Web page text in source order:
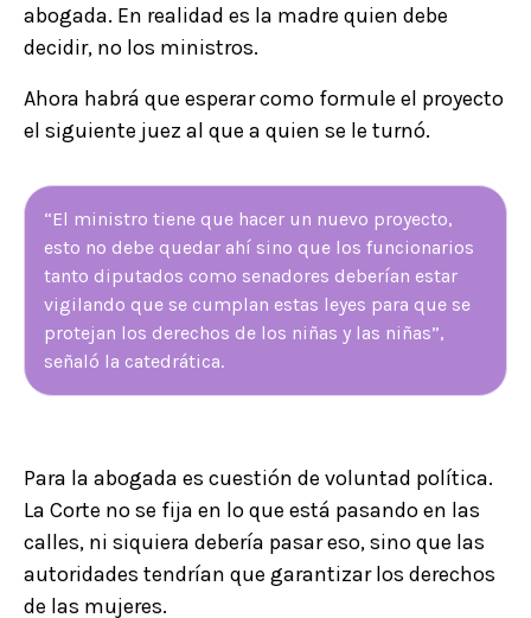
abogada. En realidad es la madre quien debe
decidir, no los ministros.
Ahora habrá que esperar como formule el proyecto
el siguiente juez al que a quien se le turnó.
“El ministro tiene que hacer un nuevo proyecto,
esto no debe quedar ahí sino que los funcionarios
tanto diputados como senadores deberían estar
vigilando que se cumplan estas leyes para que se
protejan los derechos de los niñas y las niñas”,
señaló la catedrática.
Para la abogada es cuestión de voluntad política.
La Corte no se fija en lo que está pasando en las
calles, ni siquiera debería pasar eso, sino que las
autoridades tendrían que garantizar los derechos
de las mujeres.